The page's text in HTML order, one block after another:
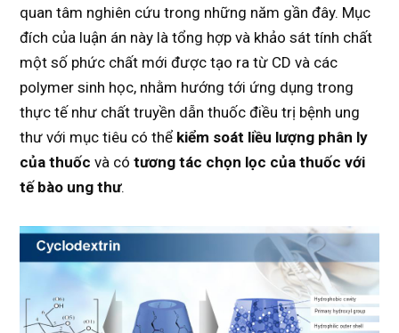
quan tâm nghiên cứu trong những năm gần đây. Mục
đích của luận án này là tổng hợp và khảo sát tính chất
một số phức chất mới được tạo ra từ CD và các
polymer sinh học, nhằm hướng tới ứng dụng trong
thực tế như chất truyền dẫn thuốc điều trị bệnh ung
thư với mục tiêu có thể kiểm soát liều lượng phân ly
của thuốc và cótương tác chọn lọc của thuốc với
tế bào ung thư.